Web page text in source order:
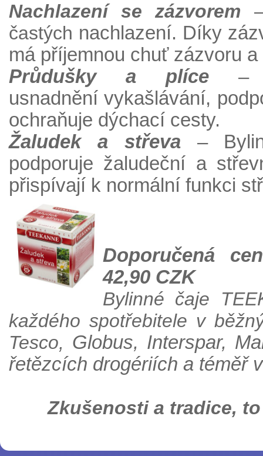
Nachlazení se zázvorem
častých nachlazení. Díky
má příjemnou chuť zázvoru a
Průdušky a plíce –
usnadněnívykašlávání,
ochraňuje dýchací cesty.
Žaludek a střeva –
podporuje žaludeční a
přispívají k normální funkci
Doporučená
42,90 CZK
Bylinné čaje
každého spotřebitele v
Tesco, Globus, Interspar,
řetězcích drogériích a téměř
Zkušenosti a tradice,